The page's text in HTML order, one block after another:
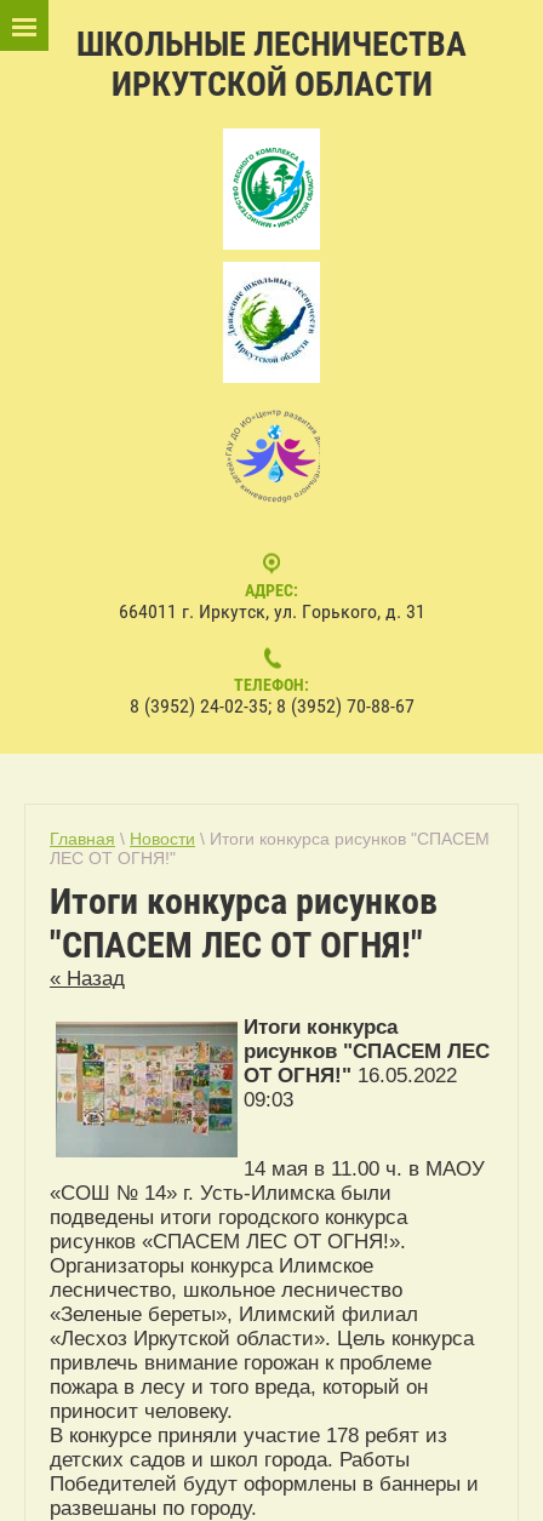
ШКОЛЬНЫЕ ЛЕСНИЧЕСТВА
ИРКУТСКОЙ ОБЛАСТИ
АДРЕС:
664011 г. Иркутск, ул. Горького, д. 31
ТЕЛЕФОН:
8 (3952) 24-02-35; 8 (3952) 70-88-67
Главная \ Новости \ Итоги конкурса рисунков "СПАСЕМ
ЛЕС ОТ ОГНЯ!"
Итоги конкурса рисунков
"СПАСЕМ ЛЕС ОТ ОГНЯ!"
« Назад
Итоги конкурса
рисунков "СПАСЕМ ЛЕС
ОТ ОГНЯ!" 16.05.2022
09:03
14 мая в 11.00 ч. в МАОУ
«СОШ № 14» г. Усть-Илимска были
подведены итоги городского конкурса
рисунков «СПАСЕМ ЛЕС ОТ ОГНЯ!».
Организаторы конкурса Илимское
лесничество, школьное лесничество
«Зеленые береты», Илимский филиал
«Лесхоз Иркутской области». Цель конкурса
привлечь внимание горожан к проблеме
пожара в лесу и того вреда, который он
приносит человеку.
В конкурсе приняли участие 178 ребят из
детских садов и школ города. Работы
Победителей будут оформлены в баннеры и
развешаны по городу.